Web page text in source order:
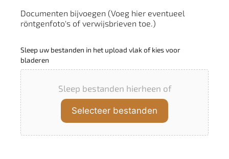
Documenten bijvoegen (Voeg hier eventueel
röntgenfoto's of verwijsbrieven toe.)
Sleep uw bestanden in het upload vlak of kies voor
bladeren
Sleep bestanden hierheen of
Selecteer bestanden